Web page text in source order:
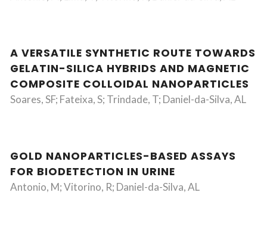
A VERSATILE SYNTHETIC ROUTE TOWARDS
GELATIN-SILICA HYBRIDS AND MAGNETIC
COMPOSITE COLLOIDAL NANOPARTICLES
Soares, SF; Fateixa, S; Trindade, T; Daniel-da-Silva, AL
GOLD NANOPARTICLES-BASED ASSAYS
FOR BIODETECTION IN URINE
Antonio, M; Vitorino, R; Daniel-da-Silva, AL